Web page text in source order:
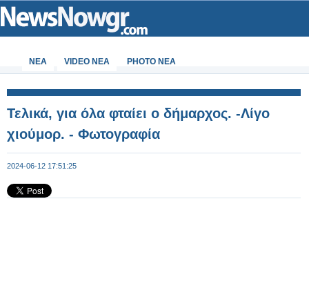
ΝΕΑ VIDEO NEA PHOTO NEA
Τελικά, για όλα φταίει ο δήμαρχος. -Λίγο
χιούμορ. - Φωτογραφία
2024-06-12 17:51:25